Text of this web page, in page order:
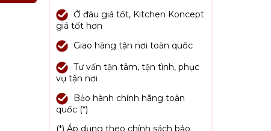
Ở đâu giá tốt, Kitchen Koncept
giá tốt hơn
Giao hàng tận nơi toàn quốc
Tư vấn tận tâm, tận tình, phục
vụ tận nơi
Bảo hành chính hãng toàn
quốc (*)
(*) Áp dụng theo chính sách bảo